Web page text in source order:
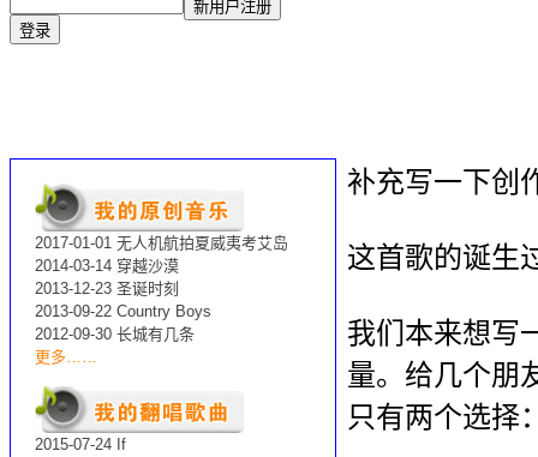
2017-01-01 无人机航拍夏威夷考艾岛
2014-03-14 穿越沙漠
2013-12-23 圣诞时刻
2013-09-22 Country Boys
2012-09-30 长城有几条
更多……
2015-07-24 If
补充写一下创
这首歌的诞生
我们本来想写
量。给几个朋
只有两个选择